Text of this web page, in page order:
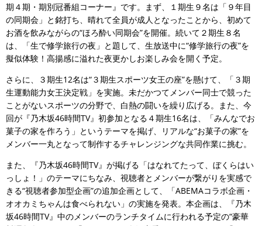
期４期・期別冠番組コーナー』です。まず、１期生９名は「９年目
の同期会」と銘打ち、晴れて全員が成人となったことから、初めて
お酒を飲みながらの“ほろ酔い同期会”を開催。続いて２期生８名
は、「生で修学旅行の夜」と題して、生放送中に“修学旅行の夜”を
擬似体験！高揚感に溢れた夜更かしお楽しみ会を開く予定。
さらに、３期生12名は“３期生スポーツ女王の座”を懸けて、「３期
生運動能力女王決定戦」を実施。未だかつてメンバー同士で競った
ことがないスポーツの分野で、白熱の闘いを繰り広げる。また、今
回が『乃木坂46時間TV』初参加となる４期生16名は、「みんなでお
菓子の家を作ろう」というテーマを掲げ、リアルな“お菓子の家”を
メンバー一丸となって制作するチャレンジングな共同作業に挑む。
また、『乃木坂46時間TV』が掲げる「はなれてたって、ぼくらはい
っしょ！」のテーマにちなみ、視聴者とメンバーが繋がりを実感で
きる“視聴者参加型企画”の追加企画として、「ABEMAコラボ企画・
オオカミちゃんは食べられない」の実施を発表。本企画は、『乃木
坂46時間TV』中のメンバーのランチタイムに行われる予定の“豪華